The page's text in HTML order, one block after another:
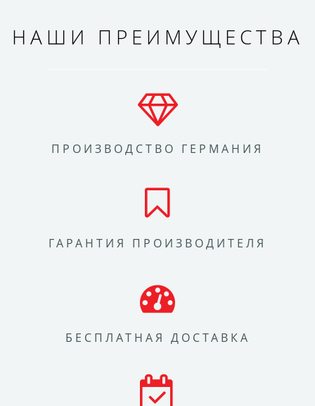
НАШИ ПРЕИМУЩЕСТВА
ПРОИЗВОДСТВО ГЕРМАНИЯ
ГАРАНТИЯ ПРОИЗВОДИТЕЛЯ
БЕСПЛАТНАЯ ДОСТАВКА